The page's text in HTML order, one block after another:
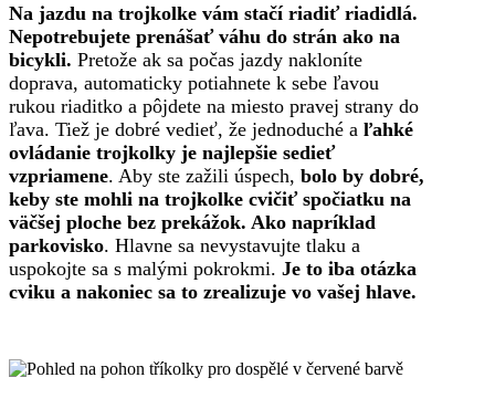
Na jazdu na trojkolke vám stačí riadiť riadidlá.
Nepotrebujete prenášať váhu do strán ako na
bicykli. Pretože ak sa počas jazdy nakloníte
doprava, automaticky potiahnete k sebe ľavou
rukou riaditko a pôjdete na miesto pravej strany do
ľava. Tiež je dobré vedieť, že jednoduché a ľahké
ovládanie trojkolky je najlepšie sedieť
vzpriamene. Aby ste zažili úspech, bolo by dobré,
keby ste mohli na trojkolke cvičiť spočiatku na
väčšej ploche bez prekážok. Ako napríklad
parkovisko. Hlavne sa nevystavujte tlaku a
uspokojte sa s malými pokrokmi. Je to iba otázka
cviku a nakoniec sa to zrealizuje vo vašej hlave.